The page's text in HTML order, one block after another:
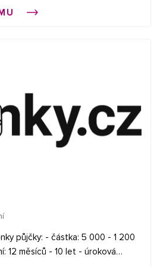
že si neželá naďalej dostávať
odosielateľa. Akékoľvek
podľa týchto
zasielať len s predchádzajúcim
a len v znení a grafickej
schválené Prevádzkovateľom.
půjčky: - částka: 5 000 - 1 200
12 měsíců - 10 let - úroková